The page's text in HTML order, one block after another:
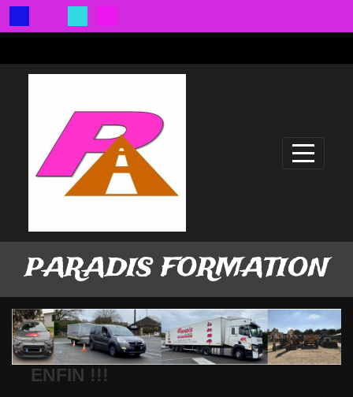
Panneau de gestion des cookies
PARADIS FORMATION
ENFIN !!!